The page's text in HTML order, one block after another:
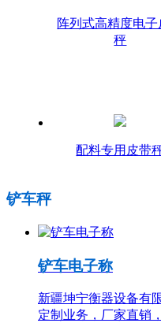
阵列式高精度电子
秤
配料专用皮带
铲车秤
铲车电子称
新疆坤宁衡器设备有
定制业务，厂家直销